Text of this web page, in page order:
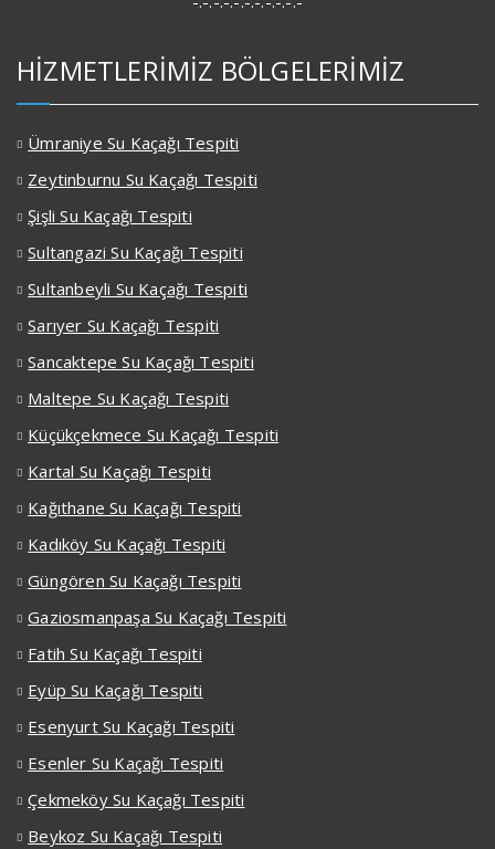
HİZMETLERİMİZ BÖLGELERİMİZ
Ümraniye Su Kaçağı Tespiti
Zeytinburnu Su Kaçağı Tespiti
Şişli Su Kaçağı Tespiti
Sultangazi Su Kaçağı Tespiti
Sultanbeyli Su Kaçağı Tespiti
Sarıyer Su Kaçağı Tespiti
Sancaktepe Su Kaçağı Tespiti
Maltepe Su Kaçağı Tespiti
Küçükçekmece Su Kaçağı Tespiti
Kartal Su Kaçağı Tespiti
Kağıthane Su Kaçağı Tespiti
Kadıköy Su Kaçağı Tespiti
Güngören Su Kaçağı Tespiti
Gaziosmanpaşa Su Kaçağı Tespiti
Fatih Su Kaçağı Tespiti
Eyüp Su Kaçağı Tespiti
Esenyurt Su Kaçağı Tespiti
Esenler Su Kaçağı Tespiti
Çekmeköy Su Kaçağı Tespiti
Beykoz Su Kaçağı Tespiti